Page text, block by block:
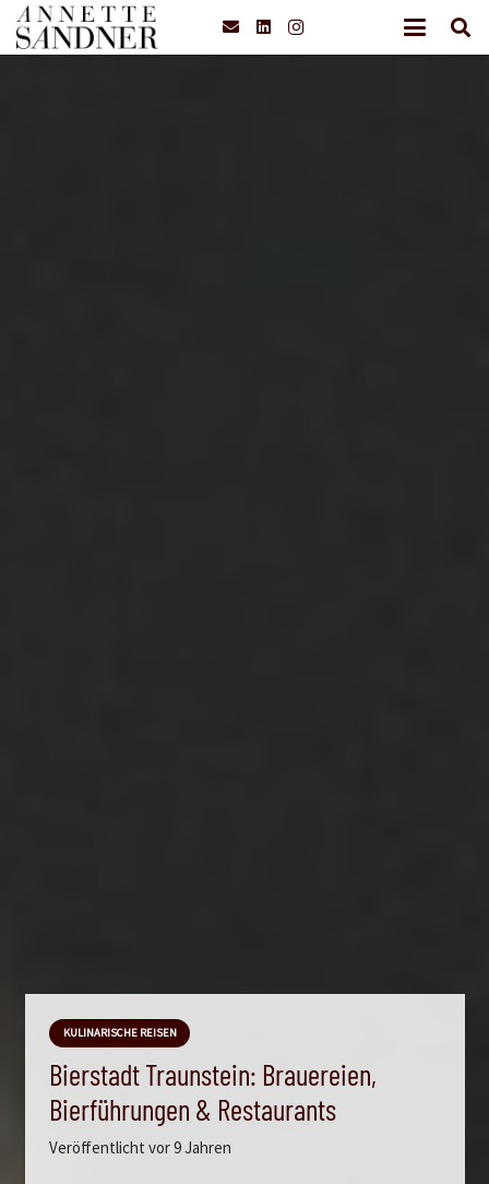
KULINARISCHE REISEN
Bierstadt Traunstein: Brauereien,
Bierführungen & Restaurants
Veröffentlicht vor 9 Jahren